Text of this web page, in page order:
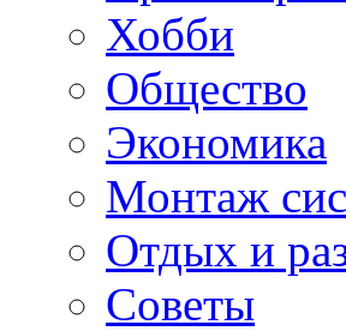
Хобби
Общество
Экономика
Монтаж
Отдых и
Советы